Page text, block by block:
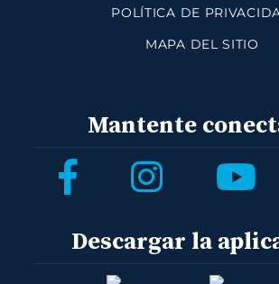
POLÍTICA DE
MAPA DEL SITIO
Mantente
Descargar la